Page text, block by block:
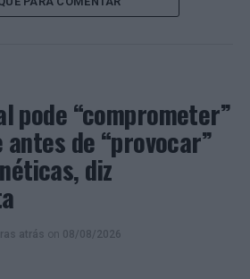
totalizando quase
como um aplicativo móvel
A solução tem sido
pelo seu carácter inovador e
da obtenção de vários prémios,
atribuído pela União Europeia.
pode “comprometer”
de “provocar”
diz
atrás on 08/08/2026